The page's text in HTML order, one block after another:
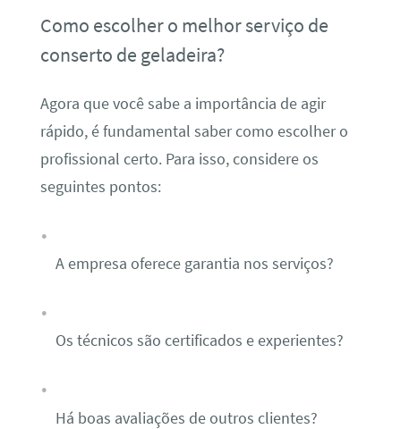
Como escolher o melhor serviço de
conserto de geladeira?
Agora que você sabe a importância de agir
rápido, é fundamental saber como escolher o
profissional certo. Para isso, considere os
seguintes pontos:
A empresa oferece garantia nos serviços?
Os técnicos são certificados e experientes?
Há boas avaliações de outros clientes?